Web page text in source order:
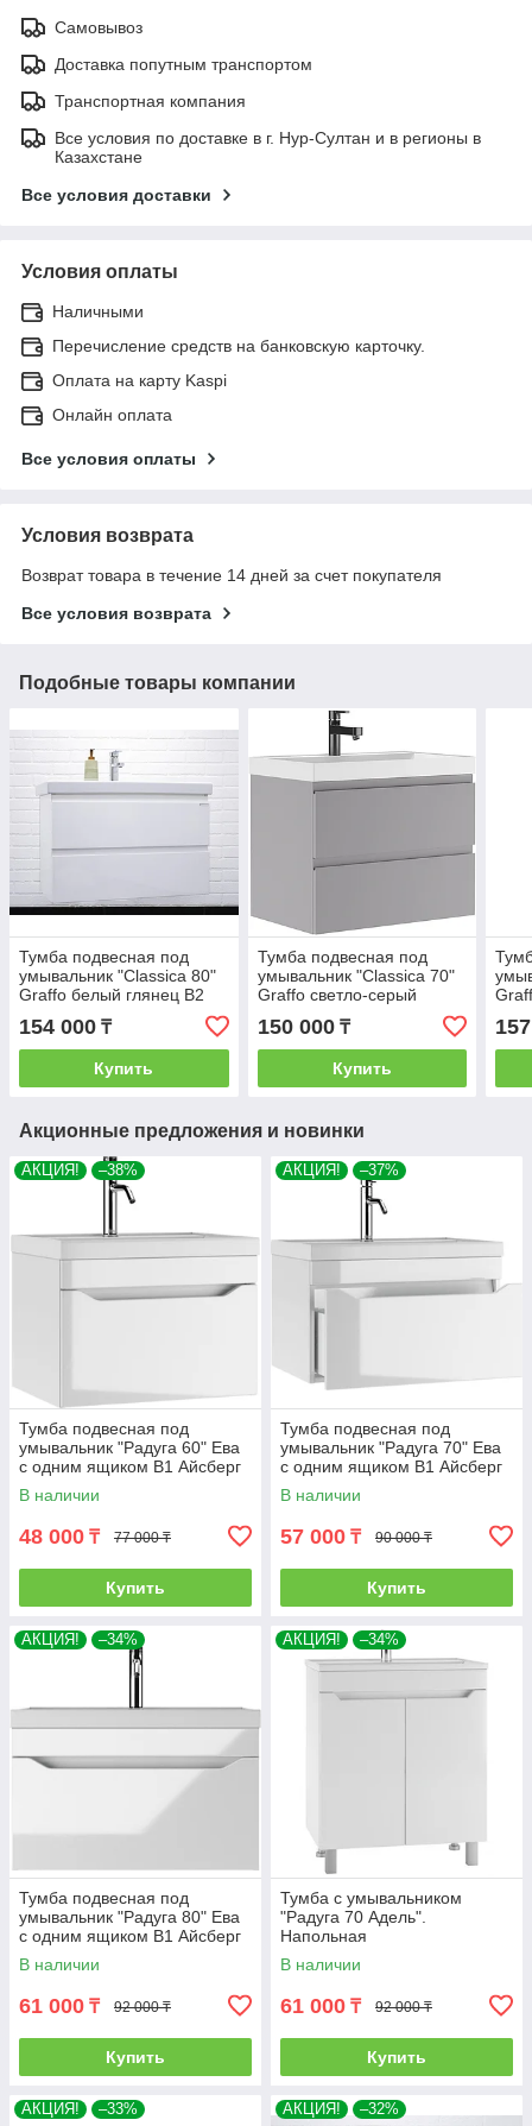
Самовывоз
Доставка попутным транспортом
Транспортная компания
Все условия по доставке в г. Нур-Султан и в регионы в
Казахстане
Все условия доставки
Условия оплаты
Наличными
Перечисление средств на банковскую карточку.
Оплата на карту Kaspi
Онлайн оплата
Все условия оплаты
Условия возврата
Возврат товара в течение 14 дней за счет покупателя
Все условия возврата
Подобные товары компании
Тумба подвесная под
умывальник "Classica 80"
Graffo белый глянец В2
154 000 ₸
Купить
Тумба подвесная под
умывальник "Classica 70"
Graffo светло-серый
матовый В2 Домино
150 000₸
Купить
Акционные предложения и новинки
АКЦИЯ! –38%
Тумба подвесная под
умывальник "Радуга 60" Ева
с одним ящиком В1 Айсберг
В наличии
48 000 ₸ 77 000 ₸
Купить
АКЦИЯ! –37%
Тумба подвесная под
умывальник "Радуга 70" Ева
с одним ящиком В1 Айсберг
В наличии
57 000 ₸ 90 000 ₸
Купить
АКЦИЯ! –34%
Тумба подвесная под
умывальник "Радуга 80" Ева
с одним ящиком В1 Айсберг
В наличии
61 000 ₸ 92 000 ₸
Купить
АКЦИЯ! –34%
Тумба с умывальником
"Радуга 70 Адель".
Напольная
В наличии
61 000 ₸ 92 000 ₸
Купить
АКЦИЯ! –33% АКЦИЯ! –32%